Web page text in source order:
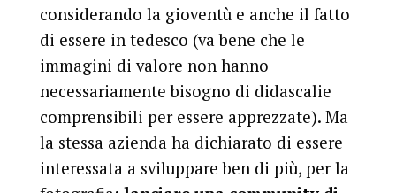
considerando la gioventù e anche il fatto
di essere in tedesco (va bene che le
immagini di valore non hanno
necessariamente bisogno di didascalie
comprensibili per essere apprezzate). Ma
la stessa azienda ha dichiarato di essere
interessata a sviluppare ben di più, per la